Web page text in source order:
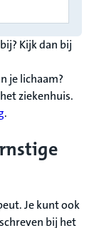
Kijk dan bij
je lichaam?
ziekenhuis.
.
Je kunt ook
bij het